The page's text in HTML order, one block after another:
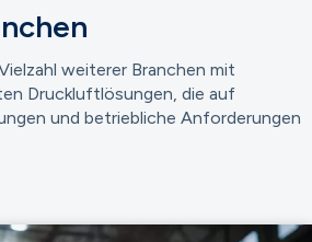
weiterer Branchen mit
Druckluftlösungen, die auf
und betriebliche Anforderungen